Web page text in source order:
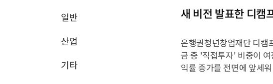
일반
산업
기타
새 비전 발표한 디캠
은행권청년창업재단 디캠
금 중 '직접투자' 비중이
익률 증가를 전면에 앞세